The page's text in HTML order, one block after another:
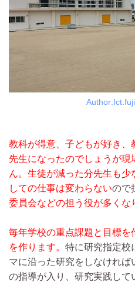
Author:Ict.fuji
教科が得意、子どもが好き
先生になったのでしょうが
ん。 生徒が減った分先生も少
しての仕事は変わらないので
委員会などの担う役が多くな
毎年学校の重点課題と目標
を作ります。 特に研究指定校
マに沿った研究をしなけれ
の指導が入り、研究実践し